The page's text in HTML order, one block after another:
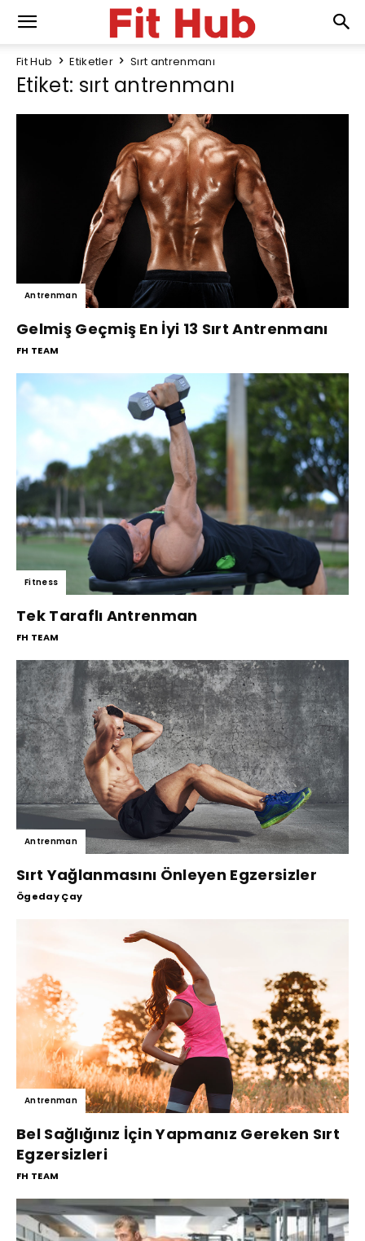
Fit Hub Etiketler Sırt antrenmanı
Etiket: sırt antrenmanı
Antrenman
Gelmiş Geçmiş En İyi 13 Sırt Antrenmanı
FH TEAM
Fitness
Tek Taraflı Antrenman
FH TEAM
Antrenman
Sırt Yağlanmasını Önleyen Egzersizler
Ögeday Çay
Antrenman
Bel Sağlığınız İçin Yapmanız Gereken Sırt
Egzersizleri
FH TEAM